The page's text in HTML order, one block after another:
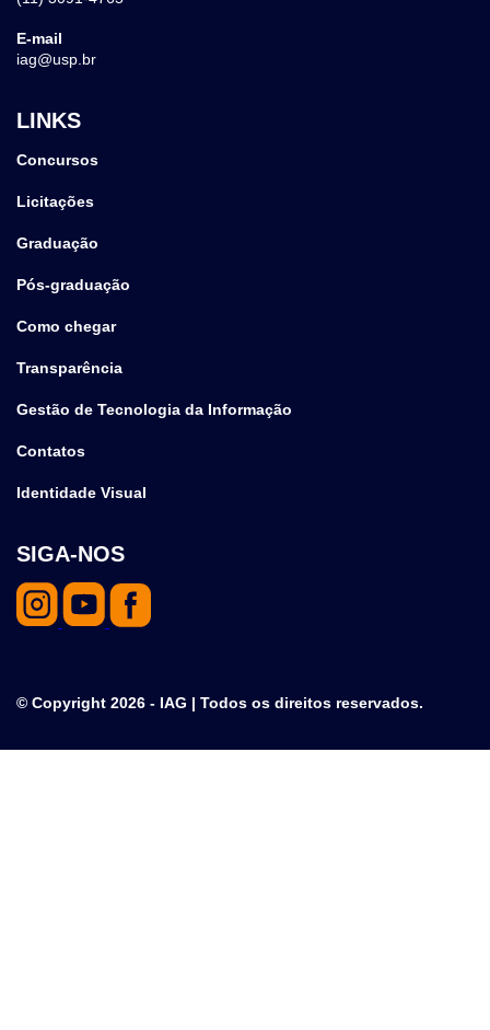
E-mail
iag@usp.br
LINKS
Concursos
Licitações
Graduação
Pós-graduação
Como chegar
Transparência
Gestão de Tecnologia da Informação
Contatos
Identidade Visual
SIGA-NOS
© Copyright 2026 - IAG | Todos os direitos reservados.